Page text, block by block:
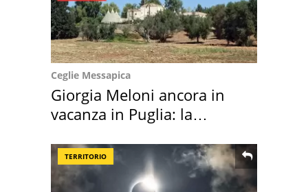
Ceglie Messapica
Giorgia Meloni ancora in
vacanza in Puglia: la
TERRITORIO